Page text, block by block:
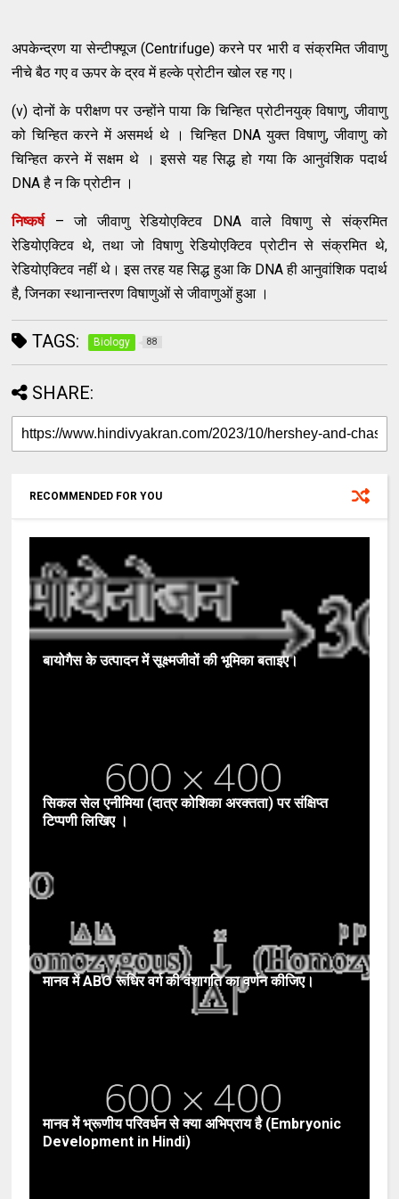
अपकेन्द्रण या सेन्टीफ्यूज (Centrifuge) करने पर भारी व संक्रमित जीवाणु
नीचे बैठ गए व ऊपर के द्रव में हल्के प्रोटीन खोल रह गए।
(v) दोनों के परीक्षण पर उन्होंने पाया कि चिन्हित प्रोटीनयुक् विषाणु, जीवाणु
को चिन्हित करने में असमर्थ थे । चिन्हित DNA युक्त विषाणु, जीवाणु को
चिन्हित करने में सक्षम थे । इससे यह सिद्ध हो गया कि आनुवंशिक पदार्थ
DNA है न कि प्रोटीन ।
निष्कर्ष– जो जीवाणु रेडियोएक्टिव DNA वाले विषाणु से संक्रमित
रेडियोएक्टिव थे, तथा जो विषाणु रेडियोएक्टिव प्रोटीन से संक्रमित थे,
रेडियोएक्टिव नहीं थे। इस तरह यह सिद्ध हुआ कि DNA ही आनुवांशिक पदार्थ
है, जिनका स्थानान्तरण विषाणुओं से जीवाणुओं हुआ ।
TAGS: Biology 88
SHARE:
RECOMMENDED FOR YOU
बायोगैस के उत्पादन में सूक्ष्मजीवों की भूमिका बताइए।
सिकल सेल एनीमिया (दात्र कोशिका अरक्तता) पर संक्षिप्त
टिप्पणी लिखिए ।
मानव में ABO रूधिर वर्ग की वंशागति का वर्णन कीजिए।
मानव में भ्रूणीय परिवर्धन से क्या अभिप्राय है (Embryonic
Development in Hindi)